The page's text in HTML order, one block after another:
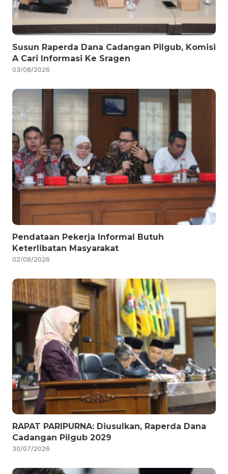
Susun Raperda Dana Cadangan Pilgub, Komisi
A Cari Informasi Ke Sragen
03/08/2026
Pendataan Pekerja Informal Butuh
Keterlibatan Masyarakat
02/08/2026
RAPAT PARIPURNA: Diusulkan, Raperda Dana
Cadangan Pilgub 2029
30/07/2026